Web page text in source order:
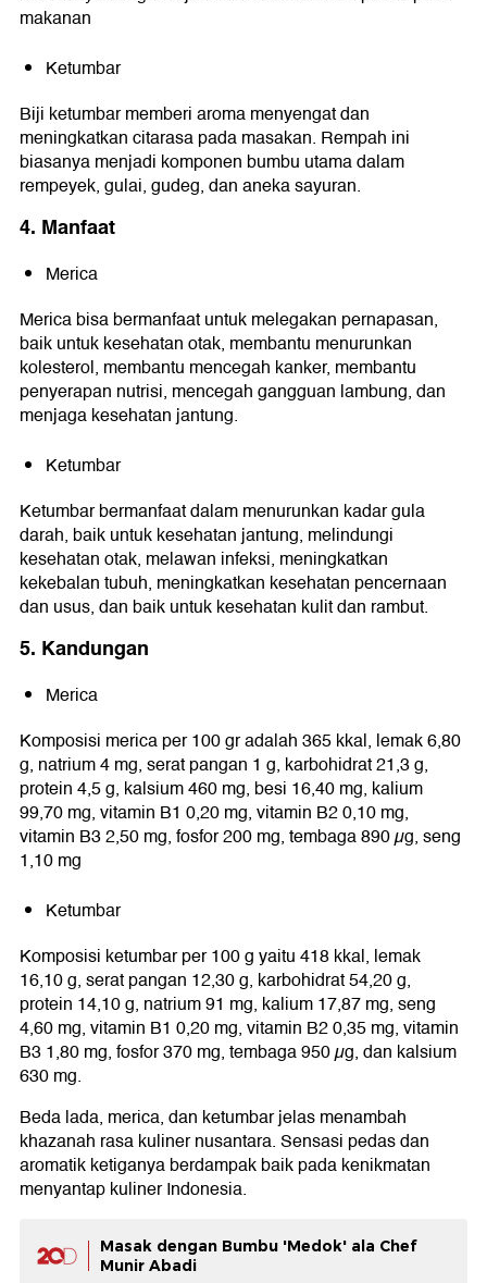
makanan
Ketumbar
Biji ketumbar memberi aroma menyengat dan
meningkatkan citarasa pada masakan. Rempah ini
biasanya menjadi komponen bumbu utama dalam
rempeyek, gulai, gudeg, dan aneka sayuran.
4. Manfaat
Merica
Merica bisa bermanfaat untuk melegakan pernapasan,
baik untuk kesehatan otak, membantu menurunkan
kolesterol, membantu mencegah kanker, membantu
penyerapan nutrisi, mencegah gangguan lambung, dan
menjaga kesehatan jantung.
Ketumbar
Ketumbar bermanfaat dalam menurunkan kadar gula
darah, baik untuk kesehatan jantung, melindungi
kesehatan otak, melawan infeksi, meningkatkan
kekebalan tubuh, meningkatkan kesehatan pencernaan
dan usus, dan baik untuk kesehatan kulit dan rambut.
5. Kandungan
Merica
Komposisi merica per 100 gr adalah 365 kkal, lemak 6,80
g, natrium 4 mg, serat pangan 1 g, karbohidrat 21,3 g,
protein 4,5 g, kalsium 460 mg, besi 16,40 mg, kalium
99,70 mg, vitamin B1 0,20 mg, vitamin B2 0,10 mg,
vitamin B3 2,50 mg, fosfor 200 mg, tembaga 890 µg, seng
1,10 mg
Ketumbar
Komposisi ketumbar per 100 g yaitu 418 kkal, lemak
16,10 g, serat pangan 12,30 g, karbohidrat 54,20 g,
protein 14,10 g, natrium 91 mg, kalium 17,87 mg, seng
4,60 mg, vitamin B1 0,20 mg, vitamin B2 0,35 mg, vitamin
B3 1,80 mg, fosfor 370 mg, tembaga 950 µg, dan kalsium
630 mg.
Beda lada, merica, dan ketumbar jelas menambah
khazanah rasa kuliner nusantara. Sensasi pedas dan
aromatik ketiganya berdampak baik pada kenikmatan
menyantap kuliner Indonesia.
Masak dengan Bumbu 'Medok' ala Chef
Munir Abadi